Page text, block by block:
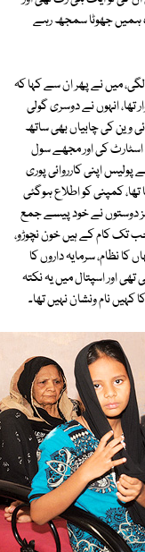
وہ ہمیں جھوٹا سمجھ رہے
میں نے پھر ان سے کہا کہ
انہوں نے دوسری گولی
وین کی چابیاں بھی ساتھ
کی اور مجھے سول
پولیس اپنی کارروائی پوری
کمپنی کو اطلاع ہوگئی
دوستوں نے خود پیسے جمع
تک کام کے ہیں خون نچوڑو،
کا نظام، سرمایہ داروں کا
اور اسپتال میں یہ نکتہ
نام ونشان نہیں تھا۔